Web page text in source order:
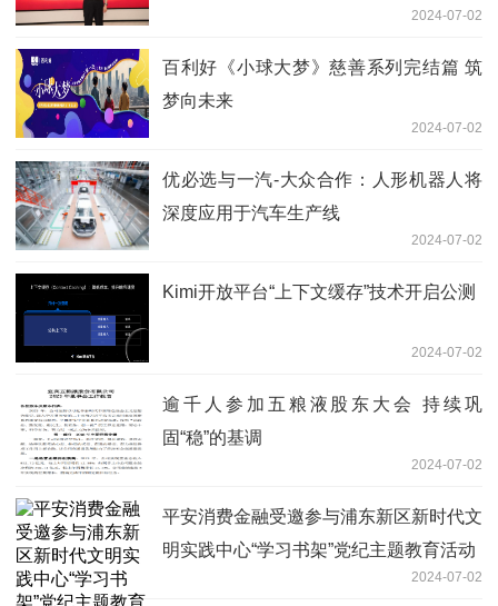
2024-07-02
百利好《小球大梦》慈善系列完结篇 筑
梦向未来
2024-07-02
优必选与一汽-大众合作：人形机器人将
深度应用于汽车生产线
2024-07-02
Kimi开放平台“上下文缓存”技术开启公测
2024-07-02
逾千人参加五粮液股东大会 持续巩
固“稳”的基调
2024-07-02
平安消费金融受邀参与浦东新区新时代文
明实践中心“学习书架”党纪主题教育活动
2024-07-02